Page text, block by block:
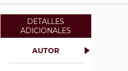
DETALLES
ADICIONALES
AUTOR